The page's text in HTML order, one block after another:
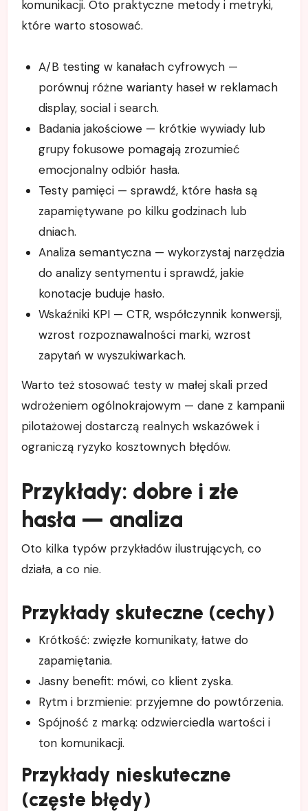
komunikacji. Oto praktyczne metody i metryki,
które warto stosować.
A/B testing w kanałach cyfrowych —
porównuj różne warianty haseł w reklamach
display, social i search.
Badania jakościowe — krótkie wywiady lub
grupy fokusowe pomagają zrozumieć
emocjonalny odbiór hasła.
Testy pamięci — sprawdź, które hasła są
zapamiętywane po kilku godzinach lub
dniach.
Analiza semantyczna — wykorzystaj narzędzia
do analizy sentymentu i sprawdź, jakie
konotacje buduje hasło.
Wskaźniki KPI — CTR, współczynnik konwersji,
wzrost rozpoznawalności marki, wzrost
zapytań w wyszukiwarkach.
Warto też stosować testy w małej skali przed
wdrożeniem ogólnokrajowym — dane z kampanii
pilotażowej dostarczą realnych wskazówek i
ograniczą ryzyko kosztownych błędów.
Przykłady: dobre i złe
hasła — analiza
Oto kilka typów przykładów ilustrujących, co
działa, a co nie.
Przykłady skuteczne (cechy)
Krótkość: zwięzłe komunikaty, łatwe do
zapamiętania.
Jasny benefit: mówi, co klient zyska.
Rytm i brzmienie: przyjemne do powtórzenia.
Spójność z marką: odzwierciedla wartości i
ton komunikacji.
Przykłady nieskuteczne
(częste błędy)